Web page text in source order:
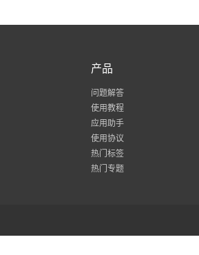
产品
问题解答
使用教程
应用助手
使用协议
热门标签
热门专题